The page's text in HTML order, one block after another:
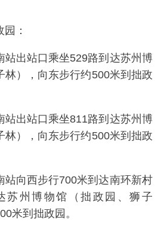
：
站出站口乘坐529路到达苏州博
林），向东步行约500米到拙政
站出站口乘坐811路到达苏州博
林），向东步行约500米到拙政
站向西步行700米到达南环新村
苏州博物馆（拙政园、狮子
米到拙政园。